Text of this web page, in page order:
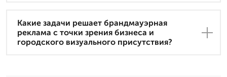
Какие задачи решает брандмауэрная
реклама с точки зрения бизнеса и
городского визуального присутствия?